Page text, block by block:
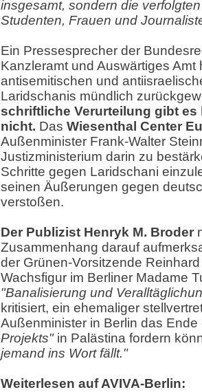
insgesamt, sondern die
Studenten, Frauen und
Ein Pressesprecher der
Kanzleramt und Auswärtiges Amt
antisemitischen und
Laridschanis mündlich
schriftliche Verurteilung gibt
nicht. Das Wiesenthal Center
Außenminister Frank-Walter
Justizministerium darin zu
Schritte gegen Laridschani
seinen Äußerungen gegen
verstoßen.
Der Publizist Henryk M. Broder
Zusammenhang darauf
der Grünen-Vorsitzende
Wachsfigur im Berliner Madame
"Banalisierung und
kritisiert, ein ehemaliger
Außenminister in Berlin das
Projekts"in Palästina fordern
jemand ins Wort fällt."
Weiterlesen auf AVIVA-Berlin: